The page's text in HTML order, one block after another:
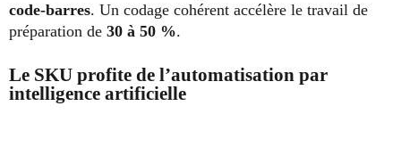
code-barres. Un codage cohérent accélère le travail de
préparation de 30 à 50 %.
Le SKU profite de l’automatisation par
intelligence artificielle